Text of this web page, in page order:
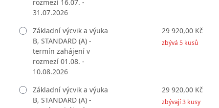
rozmezí 16.07. -
31.07.2026
Základní výcvik a výuka
B, STANDARD (A) -
termín zahájení v
rozmezí 01.08. -
10.08.2026
zbývá 5 kusů
29 920,00 Kč
Základní výcvik a výuka
B, STANDARD (A) -
zbývají 3 kusy
29 920,00 Kč